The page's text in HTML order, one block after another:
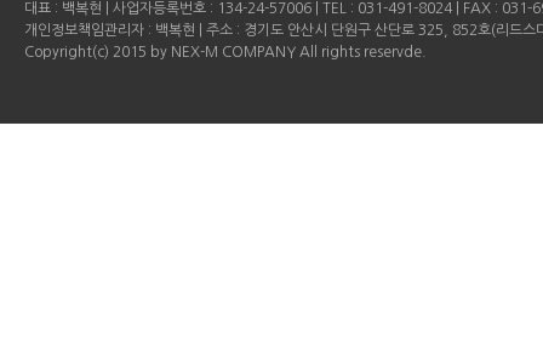
대표 : 백복현 | 사업자등록번호 : 134-24-57006 | TEL : 031-491-8024 | FAX :
개인정보책임관리자 : 백복현 | 주소 : 경기도 안산시 단원구 산단로 325, 852호(리드스
Copyright(c) 2015 by NEX-M COMPANY All rights reservde.